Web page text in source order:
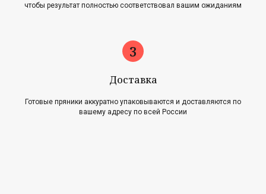
чтобы результат полностью соответствовал вашим ожиданиям
Доставка
Готовые пряники аккуратно упаковываются и доставляются по
вашему адресу по всей России
Новости